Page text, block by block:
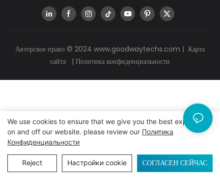
Авторское право © 2024 www.goodwaytechs.com | Карта
сайта
| Политика конфиденциальности
We use cookies to ensure that we give you the best experience
on and off our website. please review our Политика
Конфиденциальности
Reject Настройки cookie СОГЛАСЕН СЕЙЧАС